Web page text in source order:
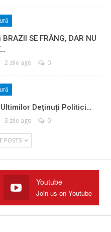
SE FRÂNG, DAR NU
2 zile ago 0
Deținuți Politici…
3 zile ago 0
POSTS
Youtube
Join us on Youtube